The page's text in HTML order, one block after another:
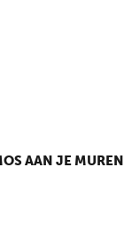
AAN JE MUREN